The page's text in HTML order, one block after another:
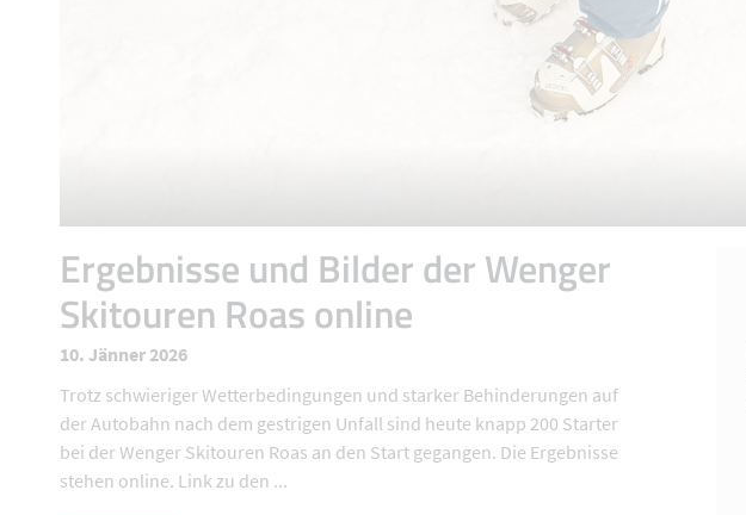
Ergebnisse und Bilder der Wenger
Skitouren Roas online
10. Jänner 2026
Trotz schwieriger Wetterbedingungen und starker Behinderungen auf
der Autobahn nach dem gestrigen Unfall sind heute knapp 200 Starter
bei der Wenger Skitouren Roas an den Start gegangen. Die Ergebnisse
stehen online. Link zu den ...